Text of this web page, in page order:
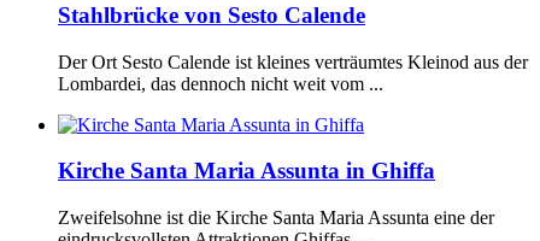
Stahlbrücke von Sesto Calende
Der Ort Sesto Calende ist kleines verträumtes Kleinod aus der
Lombardei, das dennoch nicht weit vom ...
Kirche Santa Maria Assunta in Ghiffa
Zweifelsohne ist die Kirche Santa Maria Assunta eine der